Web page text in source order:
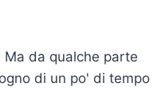
Ma da qualche parte
di un po' di tempo